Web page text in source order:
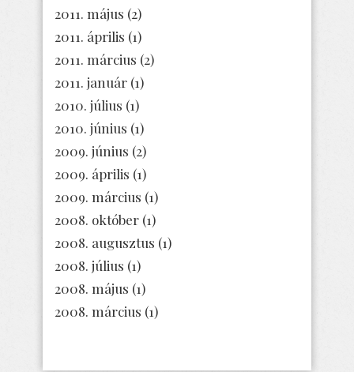
2011. május (2)
2011. április (1)
2011. március (2)
2011. január (1)
2010. július (1)
2010. június (1)
2009. június (2)
2009. április (1)
2009. március (1)
2008. október (1)
2008. augusztus (1)
2008. július (1)
2008. május (1)
2008. március (1)